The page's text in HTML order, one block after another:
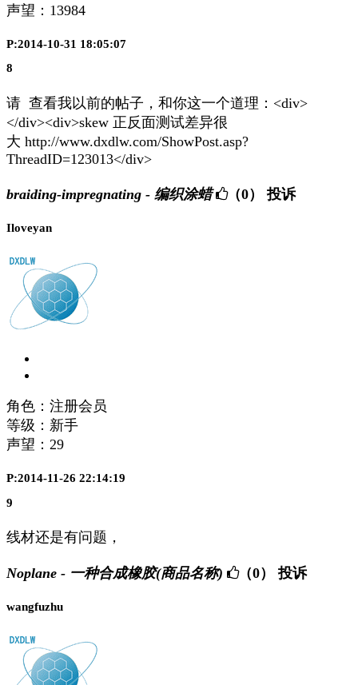
声望： 13984
P:2014-10-31 18:05:07
8
请 查看我以前的帖子，和你这一个道理：<div>
</div><div>skew 正反面测试差异很
大 http://www.dxdlw.com/ShowPost.asp?
ThreadID=123013</div>
braiding-impregnating - 编织涂蜡 （0） 投诉
Iloveyan
角色：注册会员
等级：新手
声望： 29
P:2014-11-26 22:14:19
9
线材还是有问题，
Noplane - 一种合成橡胶(商品名称) （0） 投诉
wangfuzhu